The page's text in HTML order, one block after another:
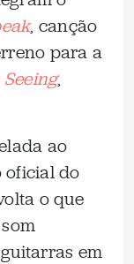
, canção
para a
,
ao
oficial do
o que
em